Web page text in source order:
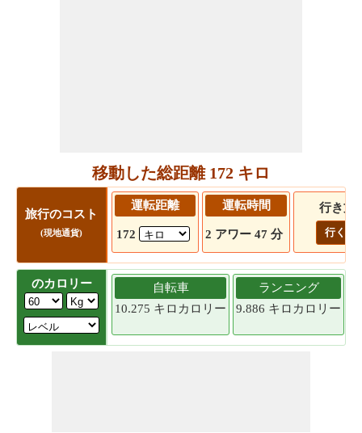
移動した総距離 172 キロ
旅行のコスト
(現地通貨)
運転距離
172
運転時間
2 アワー 47 分
行き方
行く!
のカロリー
自転車
10.275 キロカロリー
ランニング
9.886 キロカロリー